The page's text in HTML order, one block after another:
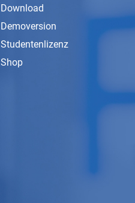
Download
Demoversion
Studentenlizenz
Shop